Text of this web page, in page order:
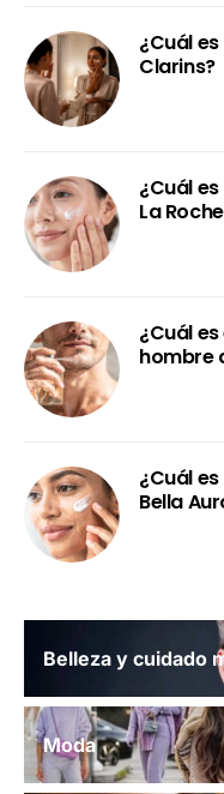
¿Cuál
Clarins?
¿Cuál
La
¿Cuál
hombre
¿Cuál
Bella
Belleza y cuidado
Moda